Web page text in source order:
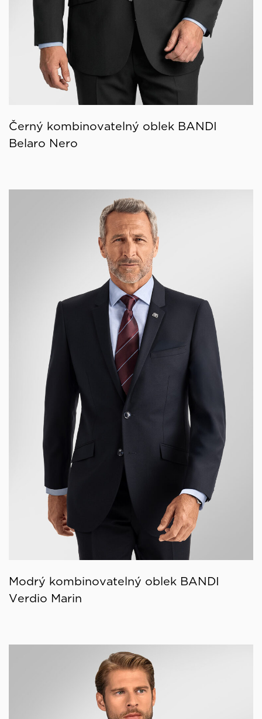
Černý kombinovatelný oblek BANDI
Belaro Nero
Modrý kombinovatelný oblek BANDI
Verdio Marin